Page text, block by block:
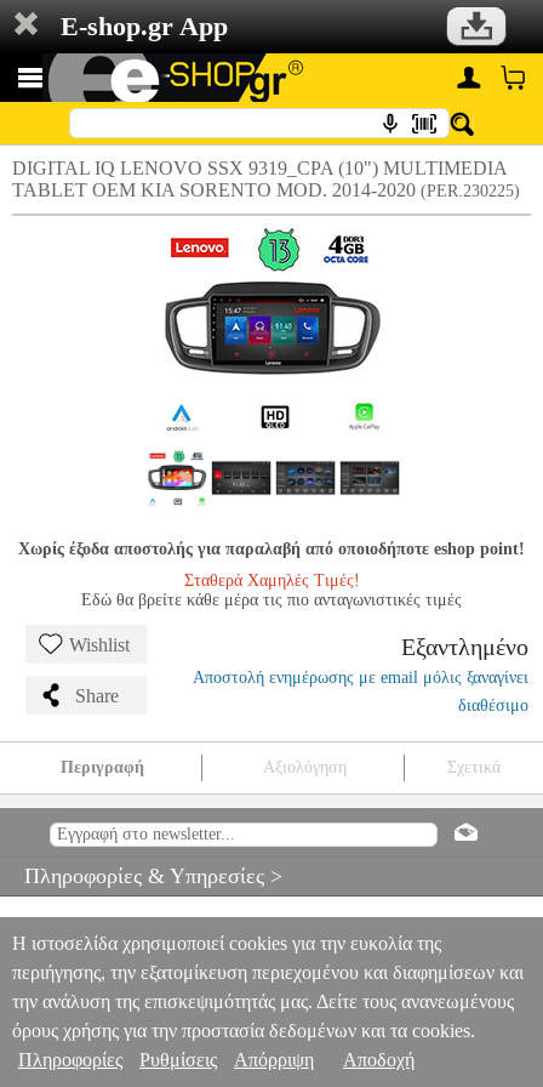
E-shop.gr App
DIGITAL IQ LENOVO SSX 9319_CPA (10") MULTIMEDIA
TABLET OEM KIA SORENTO MOD. 2014-2020 (PER.230225)
Χωρίς έξοδα αποστολής για παραλαβή από οποιοδήποτε eshop point!
Σταθερά Χαμηλές Τιμές!
Εδώ θα βρείτε κάθε μέρα τις πιο ανταγωνιστικές τιμές
Wishlist
Share
Εξαντλημένο
Αποστολή ενημέρωσης με email μόλις ξαναγίνει
διαθέσιμο
Περιγραφή Αξιολόγηση Σχετικά
TABLET OEM KIA SORENTO MOD. 2014-2020
PER.230225
ΑΥΤΟΚΙΝΗΤΟΥ DIGITAL IQ LENOVO SSX 9319_CPA (10")
Πληροφορίες & Υπηρεσίες >
Η ιστοσελίδα χρησιμοποιεί cookies για την ευκολία της
περιήγησης, την εξατομίκευση περιεχομένου και διαφημίσεων και
την ανάλυση της επισκεψιμότητάς μας. Δείτε τους ανανεωμένους
όρους χρήσης για την προστασία δεδομένων και τα cookies.
Πληροφορίες
Ρυθμίσεις Απόρριψη Αποδοχή